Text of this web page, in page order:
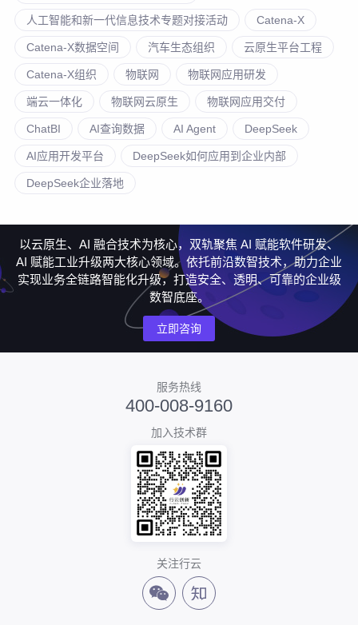
人工智能和新一代信息技术专题对接活动 Catena-X
Catena-X数据空间 汽车生态组织 云原生平台工程
Catena-X组织 物联网 物联网应用研发
端云一体化 物联网云原生 物联网应用交付
ChatBI AI查询数据 AI Agent DeepSeek
AI应用开发平台 DeepSeek如何应用到企业内部
DeepSeek企业落地
以云原生、AI 融合技术为核心，双轨聚焦 AI 赋能软件研发、
AI 赋能工业升级两大核心领域。依托前沿数智技术，助力企业
实现业务全链路智能化升级，打造安全、透明、可靠的企业级
数智底座。
立即咨询
服务热线
400-008-9160
加入技术群
关注行云